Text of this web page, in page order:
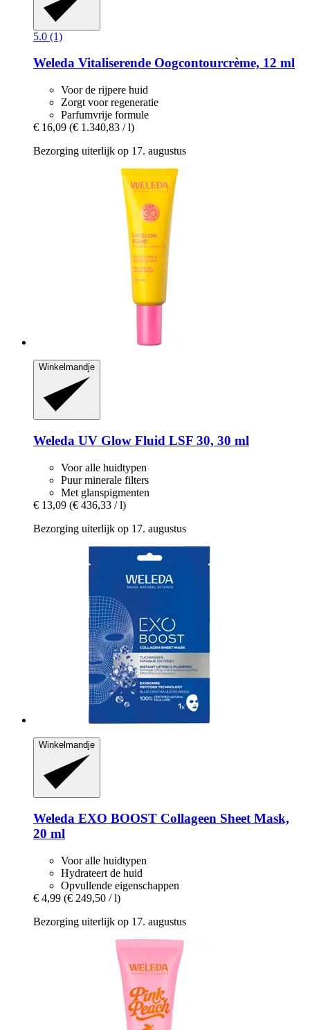
5.0 (1)
Weleda Vitaliserende Oogcontourcrème, 12 ml
Voor de rijpere huid
Zorgt voor regeneratie
Parfumvrije formule
€ 16,09 (€ 1.340,83 / l)
Bezorging uiterlijk op 17. augustus
Winkelmandje
Weleda UV Glow Fluid LSF 30, 30 ml
Voor alle huidtypen
Puur minerale filters
Met glanspigmenten
€ 13,09 (€ 436,33 / l)
Bezorging uiterlijk op 17. augustus
Winkelmandje
Weleda EXO BOOST Collageen Sheet Mask,
20 ml
Voor alle huidtypen
Hydrateert de huid
Opvullende eigenschappen
€ 4,99 (€ 249,50 / l)
Bezorging uiterlijk op 17. augustus